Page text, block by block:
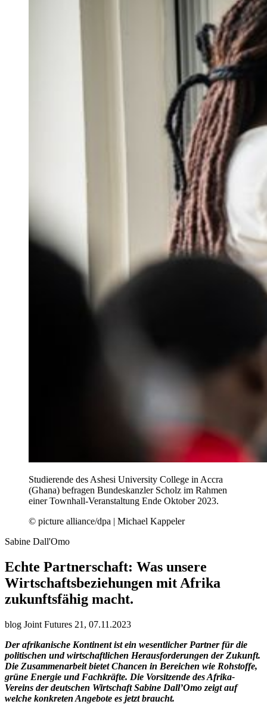
Studierende des Ashesi University College in Accra
(Ghana) befragen Bundeskanzler Scholz im Rahmen
einer Townhall-Veranstaltung Ende Oktober 2023.
© picture alliance/dpa | Michael Kappeler
Sabine Dall'Omo
Echte Partnerschaft: Was unsere
Wirtschaftsbeziehungen mit Afrika
zukunftsfähig macht.
blog Joint Futures 21, 07.11.2023
Der afrikanische Kontinent ist ein wesentlicher Partner für die
politischen und wirtschaftlichen Herausforderungen der Zukunft.
Die Zusammenarbeit bietet Chancen in Bereichen wie Rohstoffe,
grüne Energie und Fachkräfte. Die Vorsitzende des Afrika-
Vereins der deutschen Wirtschaft Sabine Dall’Omo zeigt auf
welche konkreten Angebote es jetzt braucht.